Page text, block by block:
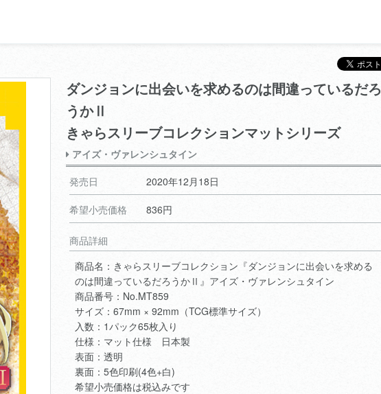
ダンジョンに出会いを求めるのは間違っているだろ
うかⅡ
きゃらスリーブコレクションマットシリーズ
アイズ・ヴァレンシュタイン
発売日
2020年12月18日
希望小売価格 836円
商品詳細
商品名：きゃらスリーブコレクション『ダンジョンに出会いを求める
のは間違っているだろうかⅡ』アイズ・ヴァレンシュタイン
商品番号：No.MT859
サイズ：67mm × 92mm（TCG標準サイズ）
入数：1パック65枚入り
仕様：マット仕様 日本製
表面：透明
裏面：5色印刷(4色+白)
希望小売価格は税込みです